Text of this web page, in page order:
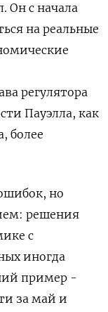
Он с начала
на реальные
регулятора
Пауэлла, как
более
но
решения
с
иногда
пример -
за май и